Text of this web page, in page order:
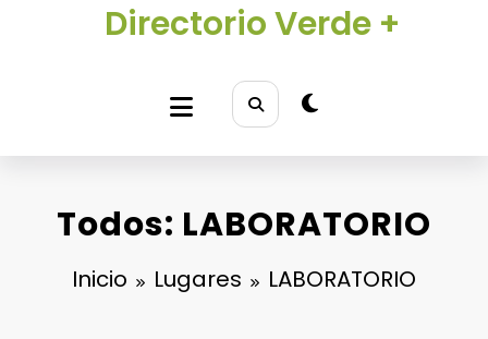
Directorio Verde +
Todos: LABORATORIO
Inicio Lugares LABORATORIO